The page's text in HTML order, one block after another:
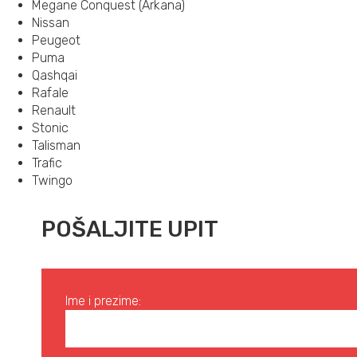
Megane Conquest (Arkana)
Nissan
Peugeot
Puma
Qashqai
Rafale
Renault
Stonic
Talisman
Trafic
Twingo
POŠALJITE UPIT
Ime i prezime: